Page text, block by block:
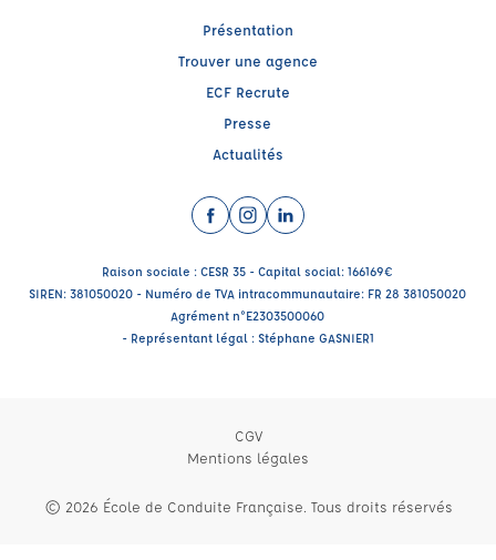
Présentation
Trouver une agence
ECF Recrute
Presse
Actualités
Facebook (nouvelle fenêtre)
Instagram (nouvelle fenêtre)
LinkedIn (nouvelle fenêtre)
Raison sociale : CESR 35 - Capital social: 166169€
SIREN: 381050020 - Numéro de TVA intracommunautaire: FR 28 381050020
Agrément n°E2303500060
- Représentant légal : Stéphane GASNIER1
CGV
Mentions légales
© 2026 École de Conduite Française. Tous droits réservés